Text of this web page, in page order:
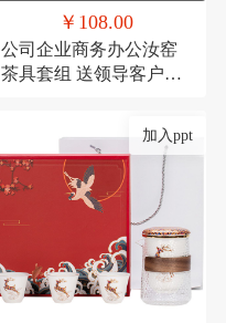
￥108.00
公司企业商务办公汝窑
茶具套组 送领导客户实
加入ppt